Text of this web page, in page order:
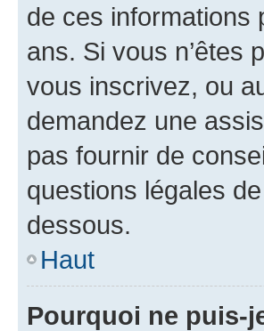
de ces informations
ans. Si vous n’êtes
vous inscrivez, ou
demandez une
pas fournir de
questions légales
dessous.
Haut
Pourquoi ne puis-